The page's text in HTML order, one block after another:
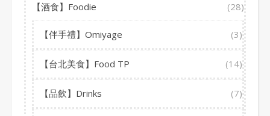
【酒食】Foodie (28)
【伴手禮】Omiyage (3)
【台北美食】Food TP (14)
【品飲】Drinks (7)